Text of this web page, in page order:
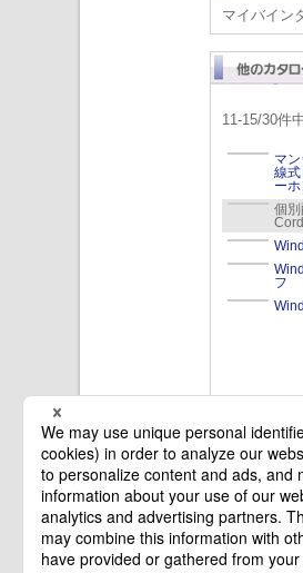
マイバイン
11-15/30件
マ
線式
ー
個
フ